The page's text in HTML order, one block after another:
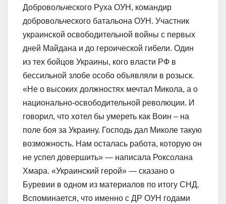
Добровольческого Руха ОУН, командир
добровольческого батальона ОУН. Участник
украинской освободительной войны с первых
дней Майдана и до героической гибели. Один
из тех бойцов Украины, кого власти РФ в
бессильной злобе особо объявляли в розыск.
«Не о высоких должностях мечтал Микола, а о
национально-освободительной революции. И
говорил, что хотел бы умереть как Воин – на
поле боя за Украину. Господь дал Миколе такую
возможность. Нам осталась работа, которую он
не успел довершить» — написала Роксолана
Хмара. «Украинский герой» — сказано о
Буревии в одном из материалов по итогу СНД.
Вспоминается, что именно с ДР ОУН годами